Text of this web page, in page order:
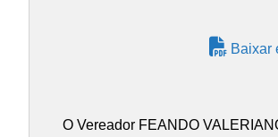
Baixar
O Vereador FEANDO